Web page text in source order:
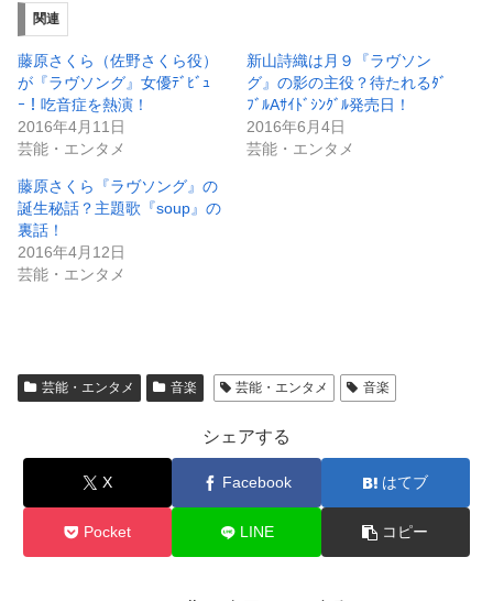
関連
藤原さくら（佐野さくら役）
が『ラヴソング』女優ﾃﾞﾋﾞｭ
ｰ！吃音症を熱演！
2016年4月11日
芸能・エンタメ
新山詩織は月９『ラヴソン
グ』の影の主役？待たれるﾀﾞ
ﾌﾞﾙAｻｲﾄﾞｼﾝｸﾞﾙ発売日！
2016年6月4日
芸能・エンタメ
藤原さくら『ラヴソング』の
誕生秘話？主題歌『soup』の
裏話！
2016年4月12日
芸能・エンタメ
芸能・エンタメ 音楽 芸能・エンタメ 音楽
シェアする
X Facebook はてブ
Pocket LINE コピー